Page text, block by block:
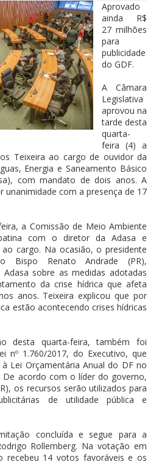
Aprovado
ainda R$
27 milhões
para
publicidade
do GDF.
A Câmara
Legislativa
aprovou na
tarde desta
quarta-
feira (4) a
Teixeira ao cargo de ouvidor da
Energia e Saneamento Básico
com mandato de dois anos. A
unanimidade com a presença de 17
a Comissão de Meio Ambiente
com o diretor da Adasa e
cargo. Na ocasião, o presidente
Bispo Renato Andrade (PR),
sobre as medidas adotadas
da crise hídrica que afeta
anos. Teixeira explicou que por
estão acontecendo crises hídricas
desta quarta-feira, também foi
nº 1.760/2017, do Executivo, que
Lei Orçamentária Anual do DF no
De acordo com o líder do governo,
os recursos serão utilizados para
de utilidade pública e
concluída e segue para a
Rollemberg. Na votação em
recebeu 14 votos favoráveis e os